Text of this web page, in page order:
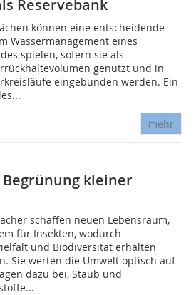
Reservebank
können eine entscheidende
Wassermanagement eines
spielen, sofern sie als
genutzt und in
eingebunden werden. Ein
mehr
kleiner
schaffen neuen Lebensraum,
für Insekten, wodurch
und Biodiversität erhalten
Sie werten die Umwelt optisch auf
dazu bei, Staub und